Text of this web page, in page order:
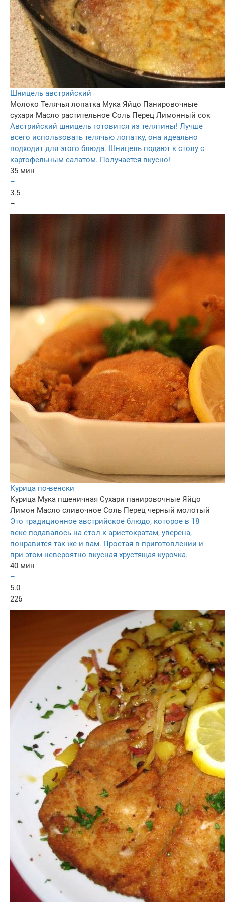
Шницель австрийский
Молоко Телячья лопатка Мука Яйцо Панировочные
сухари Масло растительное Соль Перец Лимонный сок
Австрийский шницель готовится из телятины! Лучше
всего использовать телячью лопатку, она идеально
подходит для этого блюда. Шницель подают к столу с
картофельным салатом. Получается вкусно!
35 мин
–
3.5
–
Курица по-венски
Курица Мука пшеничная Сухари панировочные Яйцо
Лимон Масло сливочное Соль Перец черный молотый
Это традиционное австрийское блюдо, которое в 18
веке подавалось на стол к аристократам, уверена,
понравится так же и вам. Простая в приготовлении и
при этом невероятно вкусная хрустящая курочка.
40 мин
–
5.0
226